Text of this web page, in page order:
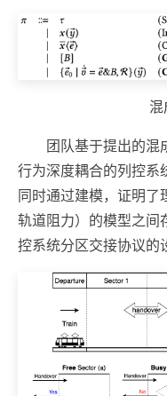
团队基于提出的混
行为深度耦合的列控系
同时通过建模，证明了
轨道阻力）的模型之
控系统分区交接协议的